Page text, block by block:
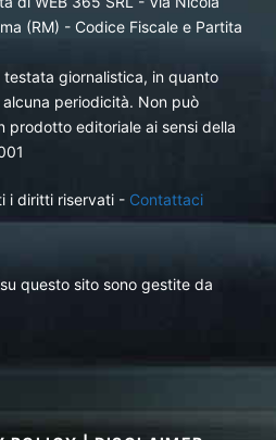
(RM) - Codice Fiscale e Partita
testata giornalistica, in quanto
periodicità. Non può
prodotto editoriale ai sensi della
i diritti riservati - Contattaci
questo sito sono gestite da